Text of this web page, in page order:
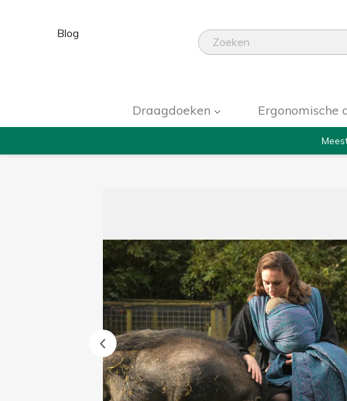
Blog
Draagdoeken Ergonomische